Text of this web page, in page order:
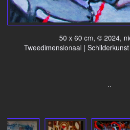
50 x 60 cm, © 2024,
Tweedimensionaal |
..